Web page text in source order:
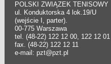
POLSKI ZWIĄZEK TENISOWY
ul. Konduktorska 4 lok.19/U
(wejście I, parter).
00-775 Warszawa
tel. (48-22) 122 12 00, 122 12 01
fax. (48-22) 122 12 11
e-mail: pzt@pzt.pl